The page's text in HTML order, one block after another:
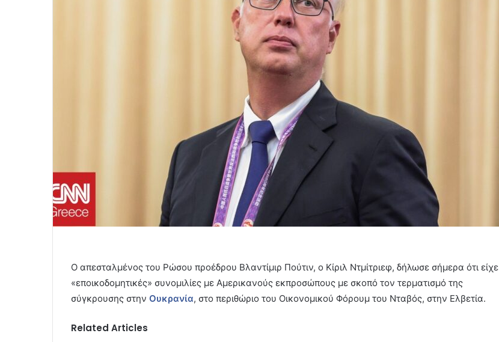
Ο απεσταλμένος του Ρώσου προέδρου Βλαντίμιρ Πούτιν, ο Κίριλ Ντμίτριεφ, δήλωσε σήμερα ότι είχε
«εποικοδομητικές» συνομιλίες με Αμερικανούς εκπροσώπους με σκοπό τον τερματισμό της
σύγκρουσης στην Ουκρανία, στο περιθώριο του Οικονομικού Φόρουμ του Νταβός, στην Ελβετία.
Related Articles